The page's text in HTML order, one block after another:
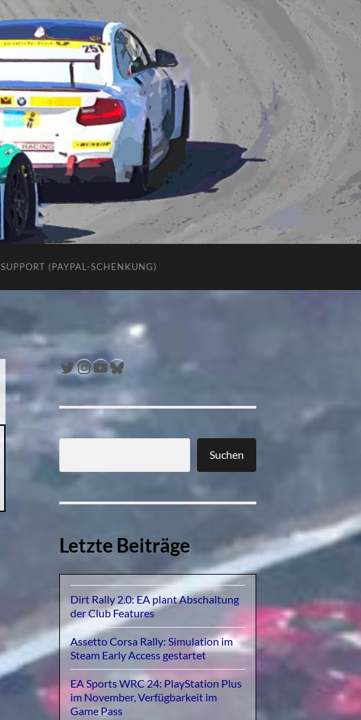
SUPPORT (PAYPAL-SCHENKUNG)
Twitter
Instagram
YouTube
Bluesky
Suchen
Letzte Beiträge
Dirt Rally 2.0: EA plant Abschaltung
der Club Features
Assetto Corsa Rally: Simulation im
Steam Early Access gestartet
EA Sports WRC 24: PlayStation Plus
im November, Verfügbarkeit im
Game Pass